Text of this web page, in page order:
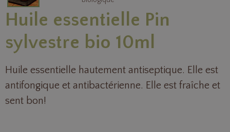
Huile essentielle Pin
sylvestre bio 10ml
Huile essentielle hautement antiseptique. Elle est
antifongique et antibactérienne. Elle est fraîche et
sent bon!